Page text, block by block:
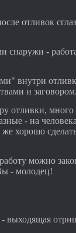
отливок
-
внутри
и заговором.
отливки,
- на
хорошо
можно
- молодец!